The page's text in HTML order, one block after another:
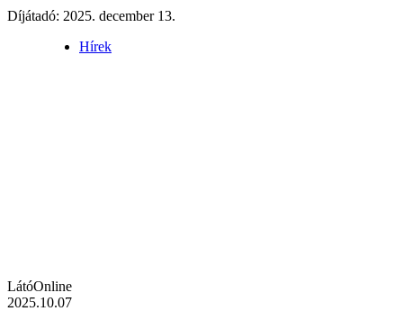
Díjátadó: 2025. december 13.
Hírek
LátóOnline
2025.10.07